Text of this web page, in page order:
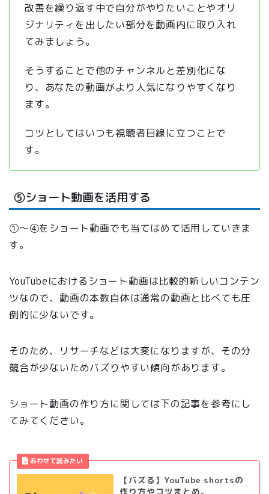
改善を繰り返す中で自分がやりたいことやオリ
ジナリティを出したい部分を動画内に取り入れ
てみましょう。
そうすることで他のチャンネルと差別化にな
り、あなたの動画がより人気になりやすくなり
ます。
コツとしてはいつも視聴者目線に立つことで
す。
⑤ショート動画を活用する
①〜④をショート動画でも当てはめて活用していきま
す。
YouTubeにおけるショート動画は比較的新しいコンテン
ツなので、動画の本数自体は通常の動画と比べても圧
倒的に少ないです。
そのため、リサーチなどは大変になりますが、その分
競合が少ないためバズりやすい傾向があります。
ショート動画の作り方に関しては下の記事を参考にし
てみてください。
【バズる】YouTube shortsの
作り方やコツまとめ。